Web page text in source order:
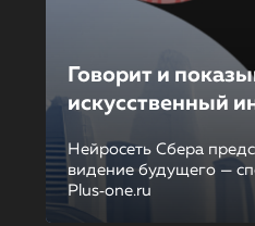
Говорит и
искусственный
Нейросеть Сбера
видение будущего —
Plus‑one.ru